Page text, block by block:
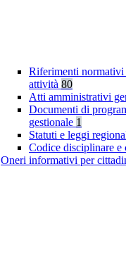
Riferimenti normativi
attività 80
Atti amministrativi
Documenti di
gestionale 1
Statuti e leggi
Codice disciplinare e
Oneri informativi per